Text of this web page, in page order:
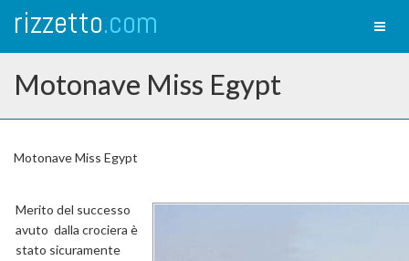
rizzetto.com
Motonave Miss Egypt
Motonave Miss Egypt
Merito del successo
avuto dalla crociera è
stato sicuramente